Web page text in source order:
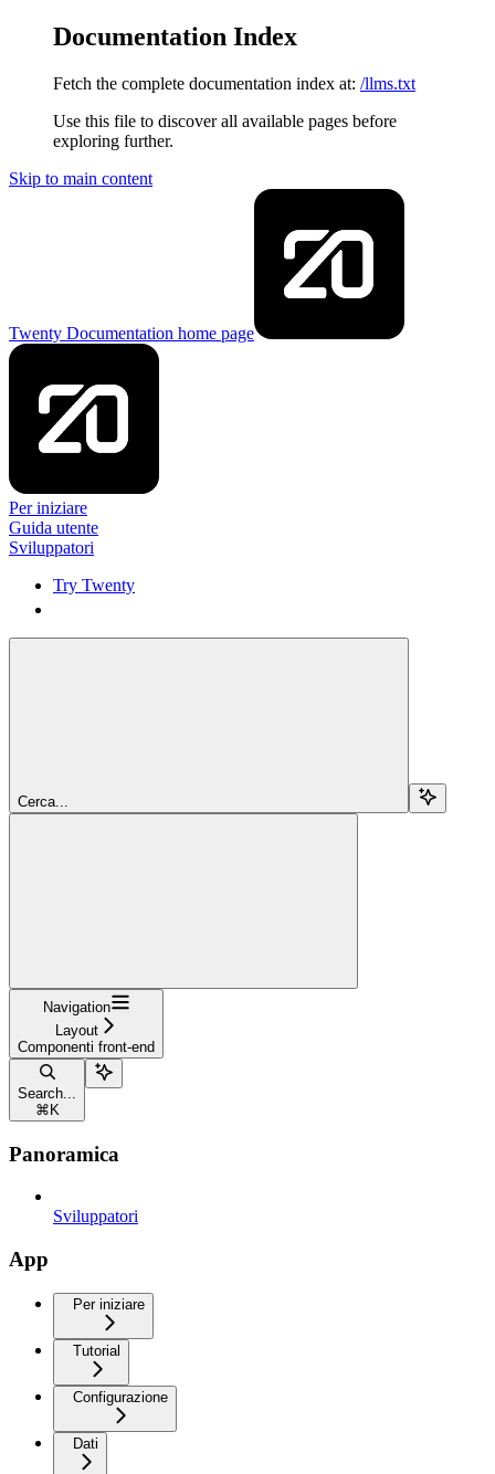
Documentation Index
Fetch the complete documentation index at: /llms.txt
Use this file to discover all available pages before
exploring further.
Skip to main content
Twenty Documentation home page
Per iniziare
Guida utente
Sviluppatori
Try Twenty
Cerca...
Navigation
Layout
Componenti front-end
Search...
⌘ K
Panoramica
Sviluppatori
App
Per iniziare
Tutorial
Configurazione
Dati